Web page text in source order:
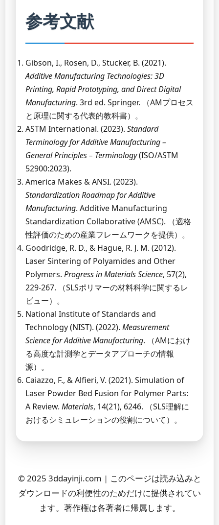
参考文献
Gibson, I., Rosen, D., Stucker, B. (2021).
Additive Manufacturing Technologies: 3D
Printing, Rapid Prototyping, and Direct Digital
Manufacturing. 3rd ed. Springer. （AMプロセス
と原理に関する代表的教科書）。
ASTM International. (2023). Standard
Terminology for Additive Manufacturing –
General Principles – Terminology(ISO/ASTM
52900:2023).
America Makes & ANSI. (2023).
Standardization Roadmap for Additive
Manufacturing. Additive Manufacturing
Standardization Collaborative (AMSC). （適格
性評価のための産業フレームワークを提供）。
Goodridge, R. D., & Hague, R. J. M. (2012).
Laser Sintering of Polyamides and Other
Polymers. Progress in Materials Science, 57(2),
229-267. （SLSポリマーの材料科学に関するレ
ビュー）。
National Institute of Standards and
Technology (NIST). (2022). Measurement
Science for Additive Manufacturing. （AMにおけ
る高度な計測学とデータアプローチの情報
源）。
Caiazzo, F., & Alfieri, V. (2021). Simulation of
Laser Powder Bed Fusion for Polymer Parts:
A Review. Materials, 14(21), 6246. （SLS理解に
おけるシミュレーションの役割について）。
© 2025 3ddayinji.com | このページは読み込みと
ダウンロードの利便性のためだけに提供されてい
ます。著作権は各著者に帰属します。